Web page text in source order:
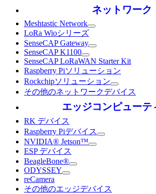
ネットワーク
Meshtastic Network
LoRa Wioシリーズ
SenseCAP Gateway
SenseCAP K1100
SenseCAP LoRaWAN Starter Kit
Raspberry Piソリューション
Rockchipソリューション
その他のネットワークデバイス
エッジコンピューテ
RK デバイス
Raspberry Piデバイス
NVIDIA® Jetson™
ESP デバイス
BeagleBone®
ODYSSEY
reCamera
その他のエッジデバイス